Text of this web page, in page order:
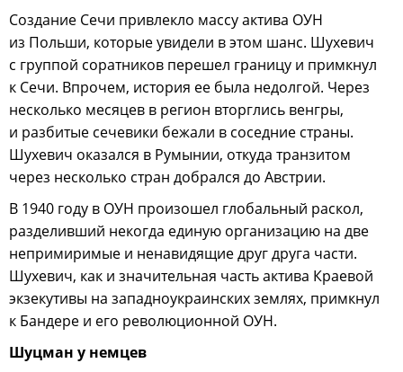
Создание Сечи привлекло массу актива ОУН
из Польши, которые увидели в этом шанс. Шухевич
с группой соратников перешел границу и примкнул
к Сечи. Впрочем, история ее была недолгой. Через
несколько месяцев в регион вторглись венгры,
и разбитые сечевики бежали в соседние страны.
Шухевич оказался в Румынии, откуда транзитом
через несколько стран добрался до Австрии.
В 1940 году в ОУН произошел глобальный раскол,
разделивший некогда единую организацию на две
непримиримые и ненавидящие друг друга части.
Шухевич, как и значительная часть актива Краевой
экзекутивы на западноукраинских землях, примкнул
к Бандере и его революционной ОУН.
Шуцман у немцев